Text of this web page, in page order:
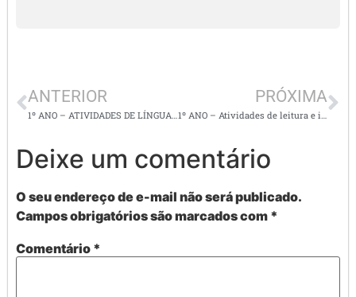
ANTERIOR
1º ANO – ATIVIDADES DE LÍNGUA PORTUGUESA E MATEMÁTICA
PRÓXIMA
1º ANO – Atividades de leitura e interpretação de textos e matemática
Deixe um comentário
O seu endereço de e-mail não será publicado.
Campos obrigatórios são marcados com *
Comentário *